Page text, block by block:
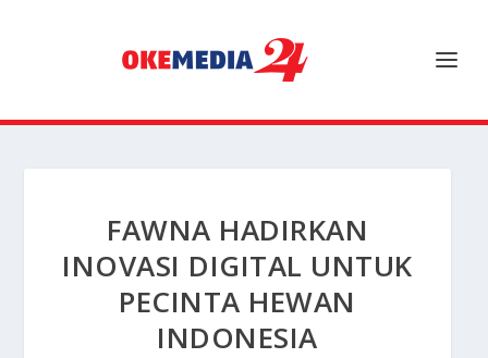
FAWNA HADIRKAN
INOVASI DIGITAL UNTUK
PECINTA HEWAN
INDONESIA